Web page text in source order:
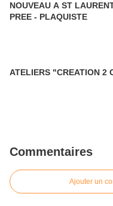
NOUVEAU A ST
PREE - PLAQUISTE
ATELIERS "CREATION 2
Commentaires
Ajouter un